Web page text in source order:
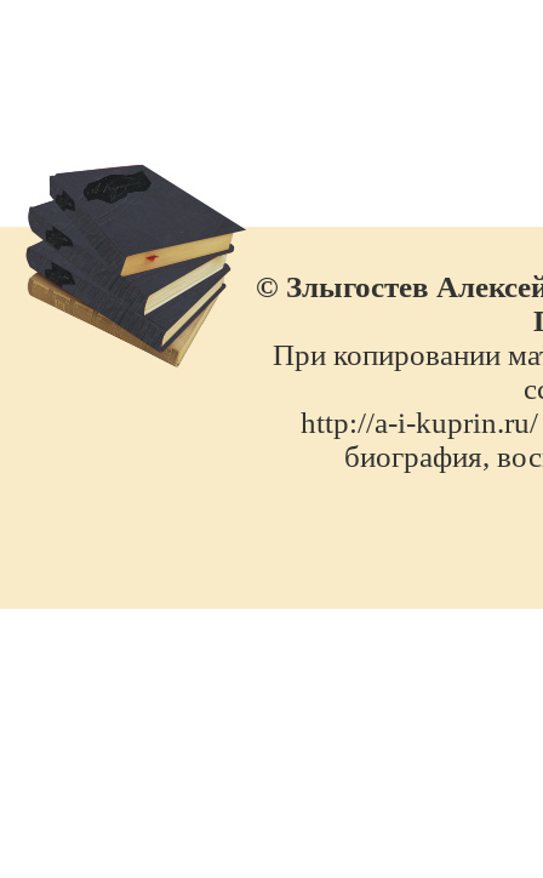
© Злыгостев
При копировании
http://a-i-
биография,